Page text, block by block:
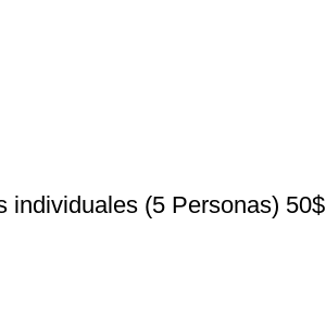
individuales (5 Personas) 50$